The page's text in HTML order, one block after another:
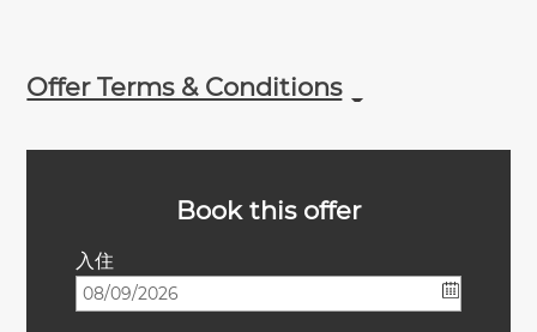
Offer Terms & Conditions
Book this offer
入住